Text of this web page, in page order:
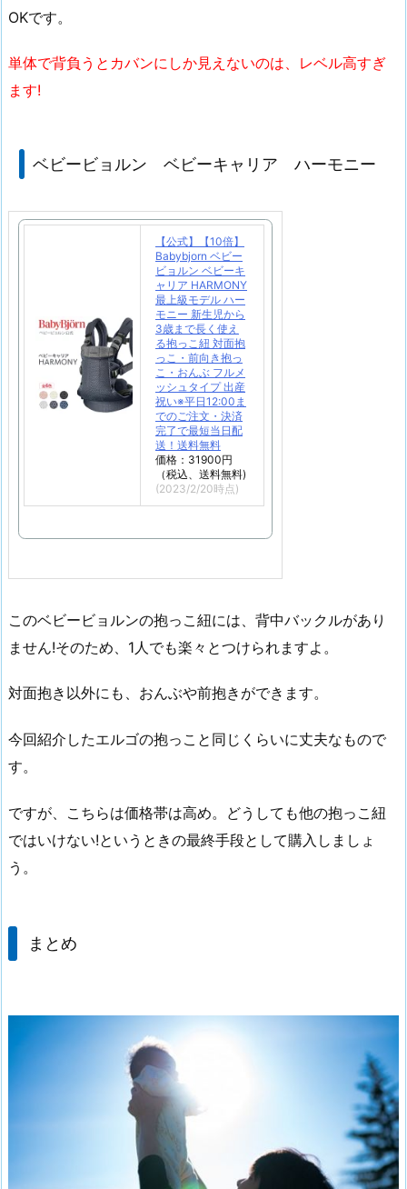
OKです。
単体で背負うとカバンにしか見えないのは、レベル高すぎ
ます!
ベビービョルン ベビーキャリア ハーモニー
【公式】【10倍】
Babybjorn ベビー
ビョルン ベビーキ
ャリア HARMONY
最上級モデル ハー
モニー 新生児から
3歳まで長く使え
る抱っこ紐 対面抱
っこ・前向き抱っ
こ・おんぶ フルメ
ッシュタイプ 出産
祝い※平日12:00ま
でのご注文・決済
完了で最短当日配
送！送料無料
価格：31900円
（税込、送料無料)
(2023/2/20時点)
このベビービョルンの抱っこ紐には、背中バックルがあり
ません!そのため、1人でも楽々とつけられますよ。
対面抱き以外にも、おんぶや前抱きができます。
今回紹介したエルゴの抱っこと同じくらいに丈夫なもので
す。
ですが、こちらは価格帯は高め。どうしても他の抱っこ紐
ではいけない!というときの最終手段として購入しましょ
う。
まとめ